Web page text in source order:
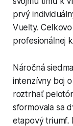
prvý
Vuelty.
profesionálnej
Náročná
intenzívny boj
roztrhať
sformovala sa
etapový triumf.